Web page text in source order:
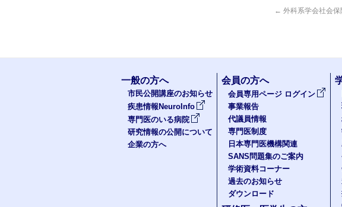
← 外科系学会社会
一般の方へ
市民公開講座のお知らせ
疾患情報NeuroInfo
専門医のいる病院
研究情報の公開について
企業の方へ
会員の方へ
会員専用ページ ログイン
事業報告
代議員情報
専門医制度
日本専門医機構関連
SANS問題集のご案内
学術資料コーナー
過去のお知らせ
ダウンロード